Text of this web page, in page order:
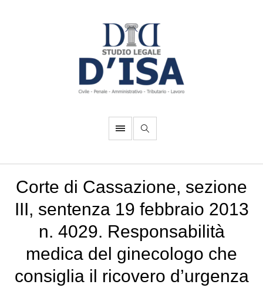
Corte di Cassazione, sezione
III, sentenza 19 febbraio 2013
n. 4029. Responsabilità
medica del ginecologo che
consiglia il ricovero d’urgenza